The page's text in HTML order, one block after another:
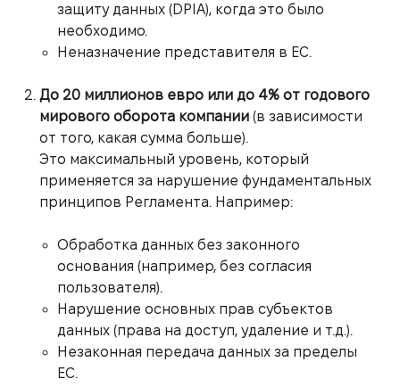
защиту данных (DPIA), когда это было
необходимо.
Неназначение представителя в ЕС.
До 20 миллионов евро или до 4% от годового
мирового оборота компании (в зависимости
от того, какая сумма больше).
Это максимальный уровень, который
применяется за нарушение фундаментальных
принципов Регламента. Например:
Обработка данных без законного
основания (например, без согласия
пользователя).
Нарушение основных прав субъектов
данных (права на доступ, удаление и т.д.).
Незаконная передача данных за пределы
ЕС.